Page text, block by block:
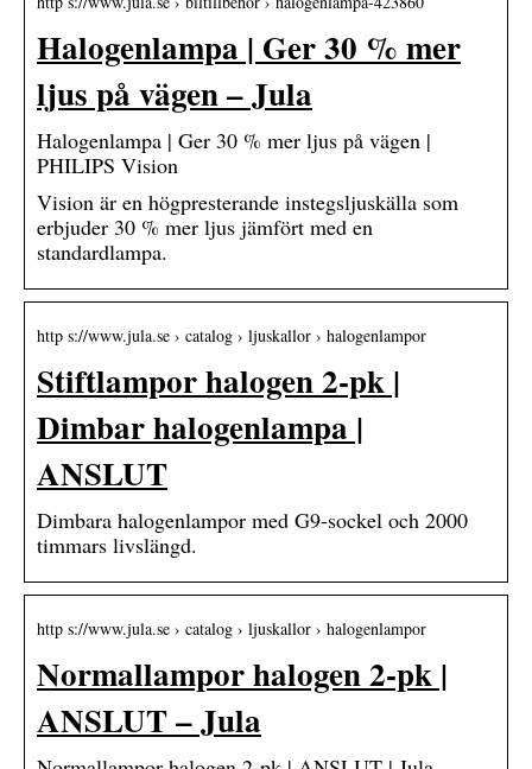
Halogenlampa | Ger 30 % mer
ljus på vägen – Jula
Halogenlampa | Ger 30 % mer ljus på vägen |
PHILIPS Vision
Vision är en högpresterande instegsljuskälla som
erbjuder 30 % mer ljus jämfört med en
standardlampa.
http s://www.jula.se › catalog › ljuskallor › halogenlampor
Stiftlampor halogen 2-pk |
Dimbar halogenlampa |
ANSLUT
Dimbara halogenlampor med G9-sockel och 2000
timmars livslängd.
http s://www.jula.se › catalog › ljuskallor › halogenlampor
Normallampor halogen 2-pk |
ANSLUT – Jula